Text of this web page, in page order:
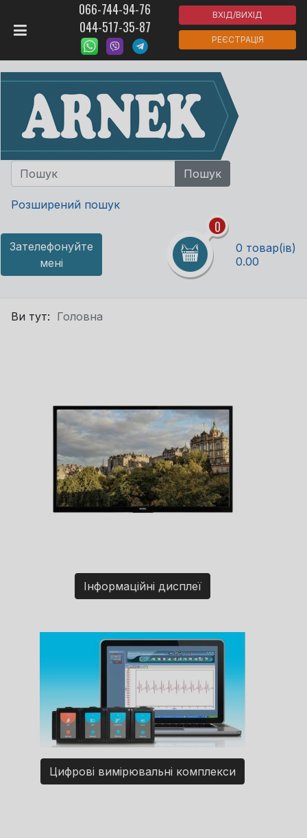
066-744-94-76
044-517-35-87
ВХІД/ВИХІД
РЕЄСТРАЦІЯ
Розширений пошук
Зателефонуйте
мені
0
0 товар(ів)
0.00
Ви тут: Головна
Інформаційні дисплеї
Цифрові вимірювальні комплекси